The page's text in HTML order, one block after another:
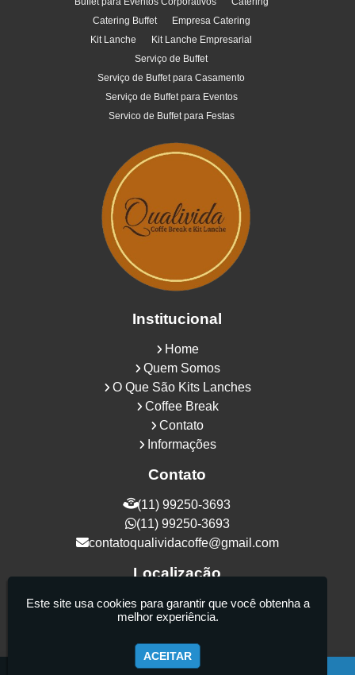
Catering Buffet
Empresa Catering
Kit Lanche
Kit Lanche Empresarial
Serviço de Buffet
Serviço de Buffet para Casamento
Serviço de Buffet para Eventos
Servico de Buffet para Festas
Institucional
Home
Quem Somos
O Que São Kits Lanches
Coffee Break
Contato
Informações
Contato
(11) 99250-3693
(11) 99250-3693
contatoqualividacoffe@gmail.com
Localização
Rua Samurais, 27 - Vila Maria Alta - São
Paulo / SP - CEP: 02130-080
Este site usa cookies para garantir que você obtenha a
melhor experiência.
ACEITAR